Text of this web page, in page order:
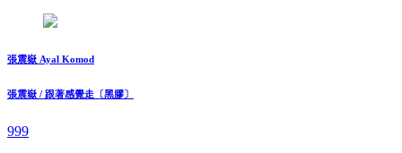
張震嶽 Ayal Komod
張震嶽 / 跟著感覺走〔黑膠〕
999